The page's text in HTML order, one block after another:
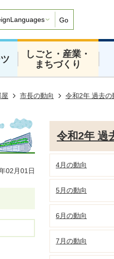
Go
しごと・産業・
まちづくり
市長の動向 令和2年 過去の
02月01日
令和2年 過
4月の動向
5月の動向
6月の動向
7月の動向